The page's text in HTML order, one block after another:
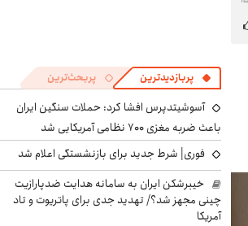
پربازدیدترین پربحث‌ترین
آسوشیتدپرس افشا کرد: حملات سنگین ایران
باعث ضربه مغزی ۷۰۰ نظامی آمریکایی شد
فوری| شرط جدید برای بازنشستگی اعلام شد
خیبرشکن ایران به سامانه هدایت ضدپارازیت
چینی مجهز شد؟/ تهدید جدی برای پاتریوت و تاد
آمریکا